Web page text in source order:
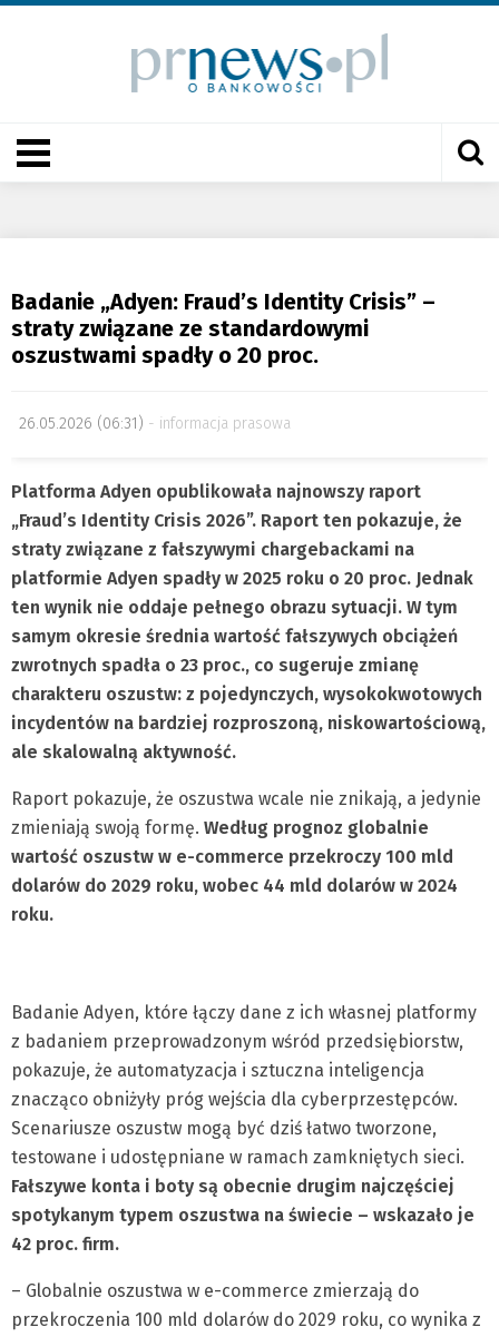
Badanie „Adyen: Fraud’s Identity Crisis” –
straty związane ze standardowymi
oszustwami spadły o 20 proc.
26.05.2026 (06:31) informacja prasowa
Platforma Adyen opublikowała najnowszy raport
„Fraud’s Identity Crisis 2026”. Raport ten pokazuje, że
straty związane z fałszywymi chargebackami na
platformie Adyen spadły w 2025 roku o 20 proc. Jednak
ten wynik nie oddaje pełnego obrazu sytuacji. W tym
samym okresie średnia wartość fałszywych obciążeń
zwrotnych spadła o 23 proc., co sugeruje zmianę
charakteru oszustw: z pojedynczych, wysokokwotowych
incydentów na bardziej rozproszoną, niskowartościową,
ale skalowalną aktywność.
Raport pokazuje, że oszustwa wcale nie znikają, a jedynie
zmieniają swoją formę. Według prognoz globalnie
wartość oszustw w e-commerce przekroczy 100 mld
dolarów do 2029 roku, wobec 44 mld dolarów w 2024
roku.
Badanie Adyen, które łączy dane z ich własnej platformy
z badaniem przeprowadzonym wśród przedsiębiorstw,
pokazuje, że automatyzacja i sztuczna inteligencja
znacząco obniżyły próg wejścia dla cyberprzestępców.
Scenariusze oszustw mogą być dziś łatwo tworzone,
testowane i udostępniane w ramach zamkniętych sieci.
Fałszywe konta i boty są obecnie drugim najczęściej
spotykanym typem oszustwa na świecie – wskazało je
42 proc. firm.
– Globalnie oszustwa w e-commerce zmierzają do
przekroczenia 100 mld dolarów do 2029 roku, co wynika z